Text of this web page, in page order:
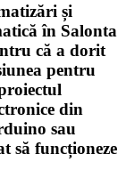
și
în Salonta
că a dorit
pentru
din
sau
să funcționeze